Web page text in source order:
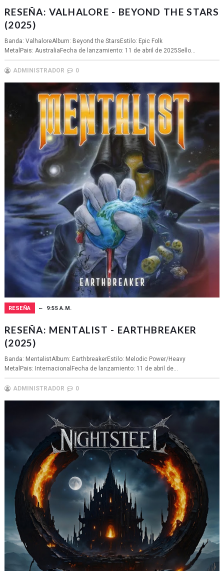
RESEÑA: VALHALORE - BEYOND THE STARS
(2025)
Banda: ValhaloreAlbum: Beyond the StarsEstilo: Epic Folk
MetalPais: AustraliaFecha de lanzamiento: 11 de abril de 2025Sello...
ADMINISTRADOR 0
RESEÑA 9:55 A.M.
RESEÑA: MENTALIST - EARTHBREAKER
(2025)
Banda: MentalistAlbum: EarthbreakerEstilo: Melodic Power/Heavy
MetalPais: InternacionalFecha de lanzamiento: 11 de abril de...
ADMINISTRADOR 0